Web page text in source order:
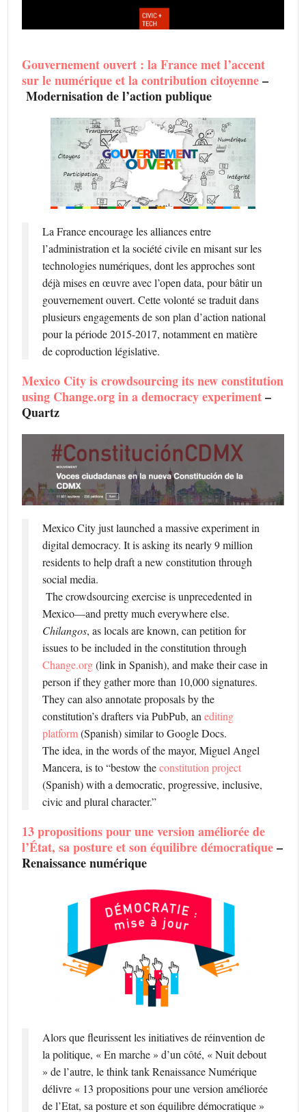
Gouvernement ouvert : la France met l’accent
sur le numérique et la contribution citoyenne–
Modernisation de l’action publique
La France encourage les alliances entre
l’administration et la société civile en misant sur les
technologies numériques, dont les approches sont
déjà mises en œuvre avec l’open data, pour bâtir un
gouvernement ouvert. Cette volonté se traduit dans
plusieurs engagements de son plan d’action national
pour la période 2015-2017, notamment en matière
de coproduction législative.
Mexico City is crowdsourcing its new constitution
using Change.org in a democracy experiment–
Quartz
Mexico City just launched a massive experiment in
digital democracy. It is asking its nearly 9 million
residents to help draft a new constitution through
social media.
The crowdsourcing exercise is unprecedented in
Mexico—and pretty much everywhere else.
Chilangos, as locals are known, can petition for
issues to be included in the constitution through
Change.org(link in Spanish), and make their case in
person if they gather more than 10,000 signatures.
They can also annotate proposals by the
constitution’s drafters via PubPub, anediting
platform(Spanish) similar to Google Docs.
The idea, in the words of the mayor, Miguel Angel
Mancera, is to “bestow theconstitution project
(Spanish) with a democratic, progressive, inclusive,
civic and plural character.”
13 propositions pour une version améliorée de
l’État, sa posture et son équilibre démocratique–
Renaissance numérique
Alors que fleurissent les initiatives de réinvention de
la politique, « En marche » d’un côté, « Nuit debout
» de l’autre, le think tank Renaissance Numérique
délivre « 13 propositions pour une version améliorée
de l’Etat, sa posture et son équilibre démocratique »